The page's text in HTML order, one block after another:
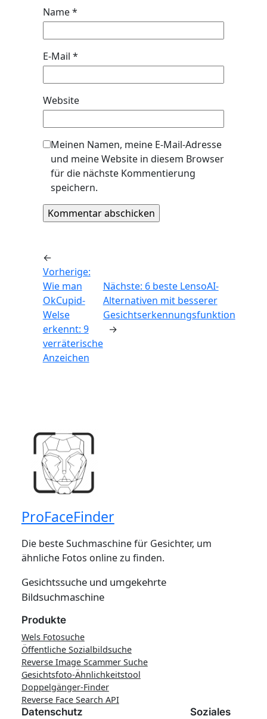
Name*
E-Mail *
Website
Meinen Namen, meine E-Mail-Adresse
und meine Website in diesem Browser
für die nächste Kommentierung
speichern.
←
Vorherige:
Wie man
OkCupid-
Welse
erkennt: 9
verräterische
Anzeichen
Nächste: 6 beste LensoAI-
Alternativen mit besserer
Gesichtserkennungsfunktion
→
ProFaceFinder
Die beste Suchmaschine für Gesichter, um
ähnliche Fotos online zu finden.
Gesichtssuche und umgekehrte
Bildsuchmaschine
Produkte
Wels Fotosuche
Öffentliche Sozialbildsuche
Reverse Image Scammer Suche
Gesichtsfoto-Ähnlichkeitstool
Doppelgänger-Finder
Reverse Face Search API
Datenschutz Soziales